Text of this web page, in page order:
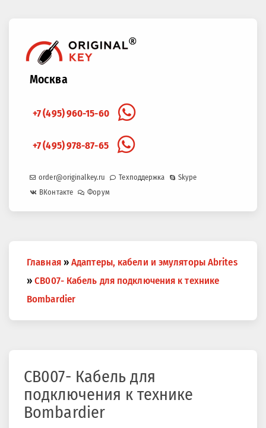
Москва
+7 (495) 960-15-60
+7 (495) 978-87-65
order@originalkey.ru Техподдержка
Skype
ВКонтакте
Форум
здесь
Главная » Адаптеры, кабели и эмуляторы Abrites
» CB007- Кабель для подключения к технике
Bombardier
CB007- Кабель для
подключения к технике
Bombardier